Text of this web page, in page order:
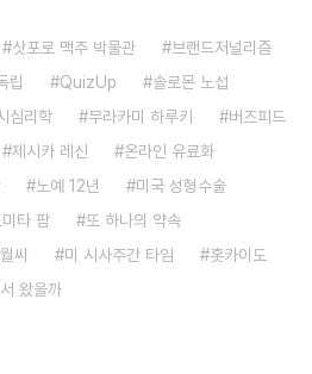
삿포로 맥주 박물관
브랜드저널리즘
립 QuizUp
솔로몬 노섭
심리학 무라카미 하루키
버즈피드
제시카 레신
온라인 유료화
노예 12년
미국 성형수술
미타 팜
또 하나의 약속
씨 미 시사주간 타임
홋카이도
왔을까